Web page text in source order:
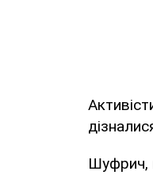
Шуфрич,